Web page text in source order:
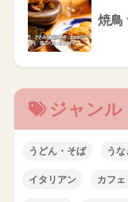
焼鳥
ジャンル
うどん・そば う
イタリアン カフェ